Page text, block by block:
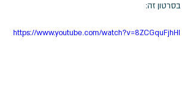
בסרטון זה:
https://www.youtube.com/watch?v=8ZCGquFjhHI